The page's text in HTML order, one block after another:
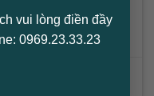
vui lòng điền đầy
0969.23.33.23